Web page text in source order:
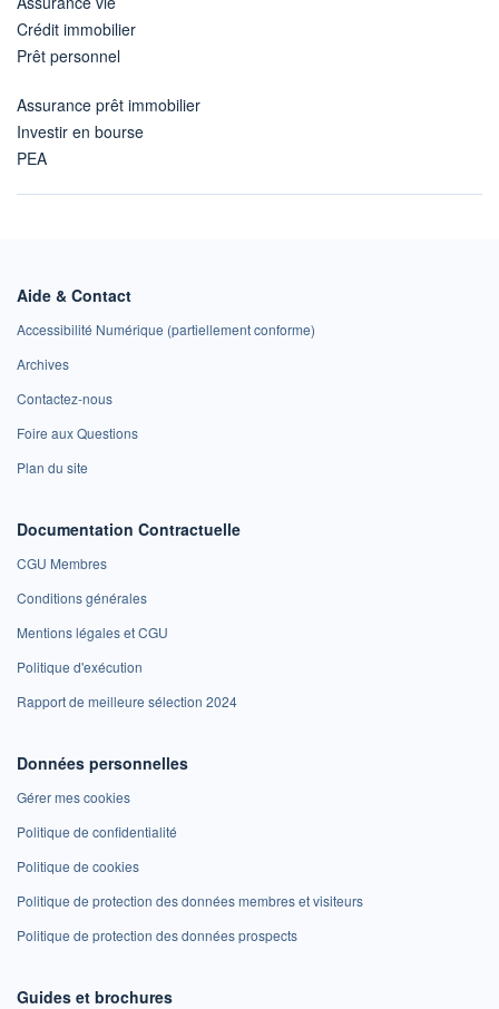
Crédit immobilier
Prêt personnel
Assurance prêt immobilier
Investir en bourse
PEA
Aide & Contact
Accessibilité Numérique (partiellement conforme)
Archives
Contactez-nous
Foire aux Questions
Plan du site
Documentation Contractuelle
CGU Membres
Conditions générales
Mentions légales et CGU
Politique d'exécution
Rapport de meilleure sélection 2024
Données personnelles
Gérer mes cookies
Politique de confidentialité
Politique de cookies
Politique de protection des données membres et visiteurs
Politique de protection des données prospects
Guides et brochures